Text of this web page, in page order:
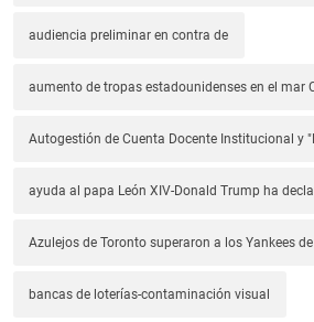
audiencia preliminar en contra de
aumento de tropas estadounidenses en el mar
Autogestión de Cuenta Docente Institucional y
ayuda al papa León XIV-Donald Trump ha
Azulejos de Toronto superaron a los Yankees
bancas de loterías-contaminación visual